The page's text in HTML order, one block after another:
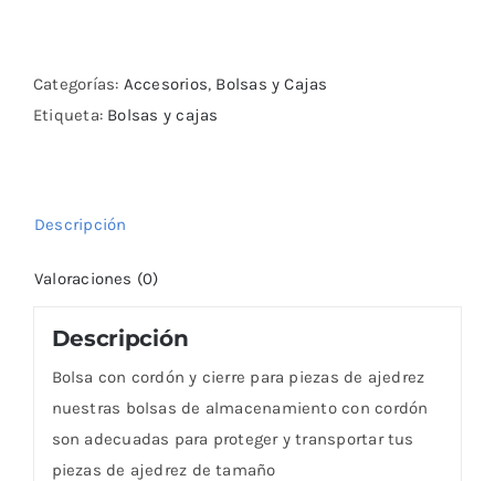
y
cierre
ajedrez
cantidad
Categorías: Accesorios, Bolsas y Cajas
Etiqueta: Bolsas y cajas
Descripción
Valoraciones (0)
Descripción
Bolsa con cordón y cierre para piezas de ajedrez
nuestras bolsas de almacenamiento con cordón
son adecuadas para proteger y transportar tus
piezas de ajedrez de tamaño